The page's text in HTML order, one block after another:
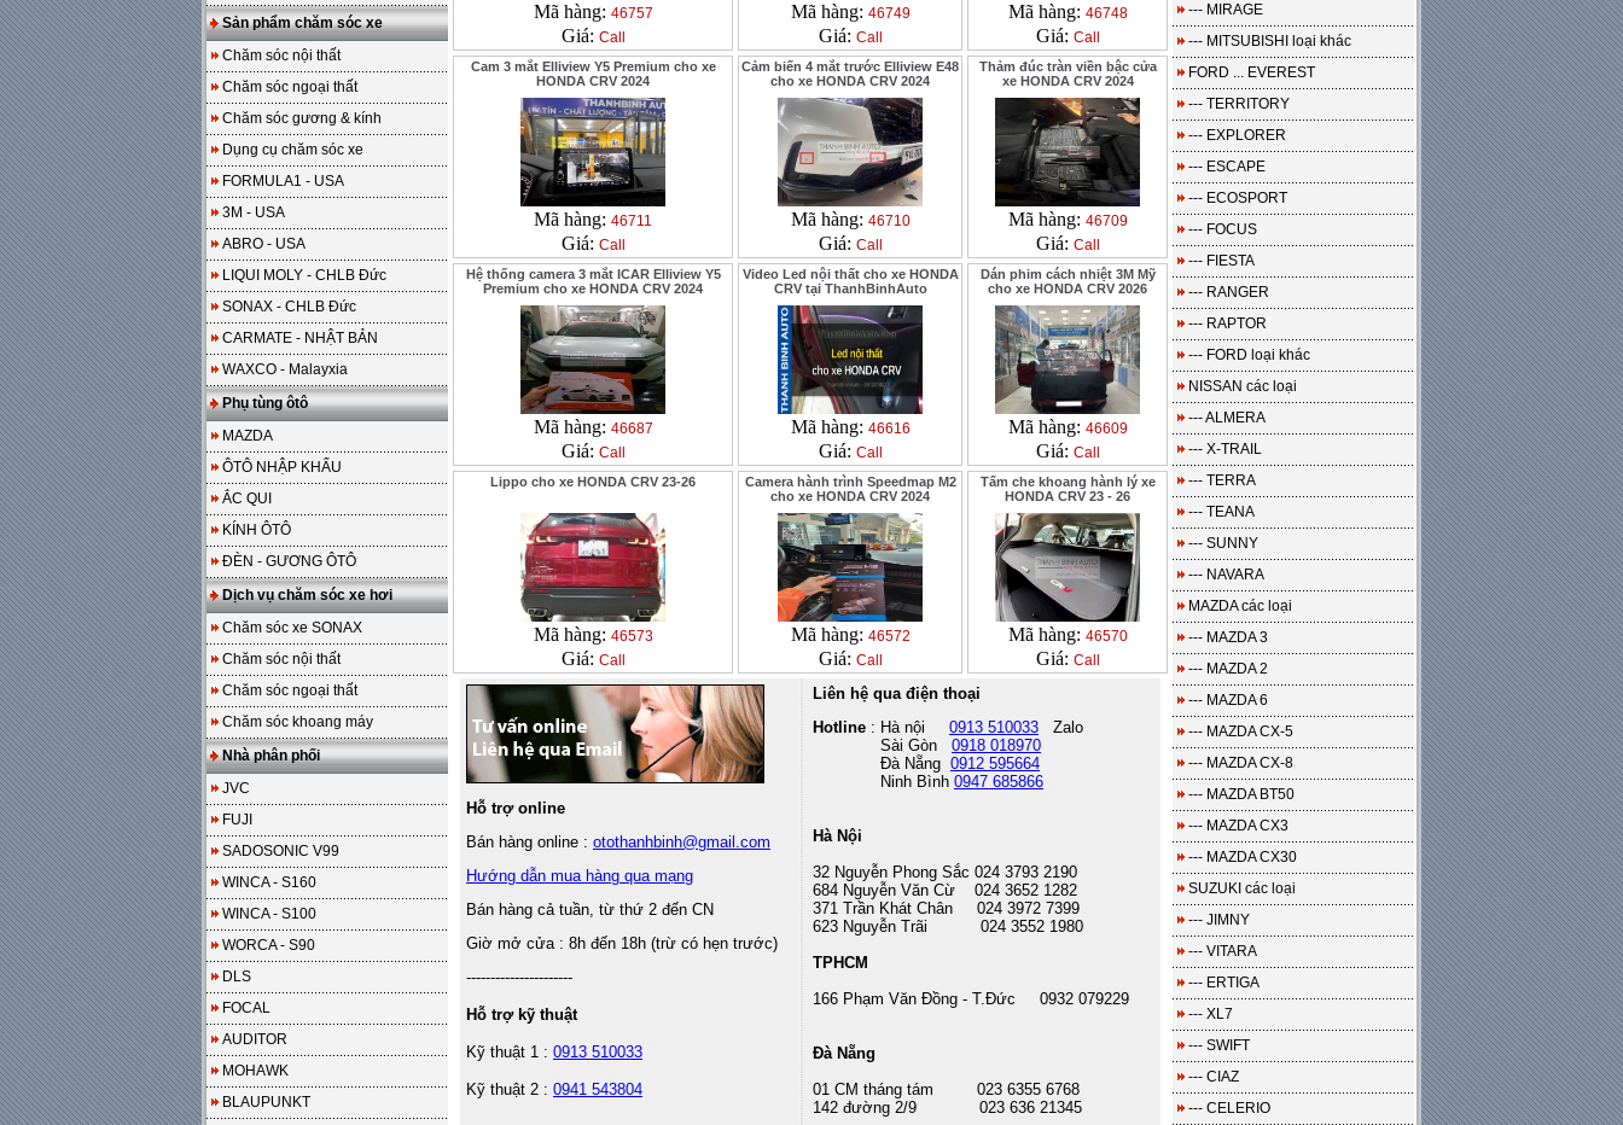
Sản phẩm chăm sóc xe
Chăm sóc nội thất
Chăm sóc ngoại thất
Chăm sóc gương & kính
Dụng cụ chăm sóc xe
FORMULA1 - USA
3M - USA
ABRO - USA
LIQUI MOLY - CHLB Đức
SONAX - CHLB Đức
CARMATE - NHẬT BẢN
WAXCO - Malayxia
Phụ tùng ôtô
MAZDA
ÔTÔ NHẬP KHẨU
ẮC QUI
KÍNH ÔTÔ
ĐÈN - GƯƠNG ÔTÔ
Dịch vụ chăm sóc xe hơi
Chăm sóc xe SONAX
Chăm sóc nội thất
Chăm sóc ngoại thất
Chăm sóc khoang máy
Nhà phân phối
JVC
FUJI
SADOSONIC V99
WINCA - S160
WINCA - S100
WORCA - S90
DLS
FOCAL
AUDITOR
MOHAWK
BLAUPUNKT
Mã hàng: 46757
Giá: Call
Mã hàng: 46749
Giá: Call
Mã hàng: 46748
Giá: Call
Cam 3 mắt Elliview Y5 Premium cho xe
HONDA CRV 2024
Mã hàng: 46711
Giá: Call
Cảm biến 4 mắt trước Elliview E48
cho xe HONDA CRV 2024
Mã hàng: 46710
Giá: Call
Thảm đúc tràn viền bậc cửa
xe HONDA CRV 2024
Mã hàng: 46709
Giá: Call
Hệ thống camera 3 mắt ICAR Elliview Y5
Premium cho xe HONDA CRV 2024
Mã hàng: 46687
Giá: Call
Video Led nội thất cho xe HONDA
CRV tại ThanhBinhAuto
Mã hàng: 46616
Giá: Call
Dán phim cách nhiệt 3M Mỹ
cho xe HONDA CRV 2026
Mã hàng: 46609
Giá: Call
Lippo cho xe HONDA CRV 23-26
Mã hàng: 46573
Giá: Call
Camera hành trình Speedmap M2
cho xe HONDA CRV 2024
Mã hàng: 46572
Giá: Call
Tấm che khoang hành lý xe
HONDA CRV 23 - 26
Mã hàng: 46570
Giá: Call
Hỗ trợ online
Bán hàng online : otothanhbinh@gmail.com
Hướng dẫn mua hàng qua mạng
Bán hàng cả tuần, từ thứ 2 đến CN
Giờ mở cửa : 8h đến 18h (trừ có hẹn trước)
----------------------
Hỗ trợ kỹ thuật
Kỹ thuật 1 : 0913 510033
Kỹ thuật 2 : 0941 543804
Liên hệ qua điện thoại
Hotline : Hà nội 0913 510033 Zalo
Sài Gòn 0918 018970
Đà Nẵng 0912 595664
Ninh Bình 0947 685866
Hà Nội
32 Nguyễn Phong Sắc 024 3793 2190
684 Nguyễn Văn Cừ 024 3652 1282
371 Trần Khát Chân 024 3972 7399
623 Nguyễn Trãi 024 3552 1980
TPHCM
166 Phạm Văn Đồng - T.Đức 0932 079229
Đà Nẵng
01 CM tháng tám 023 6355 6768
142 đường 2/9 023 636 21345
--- MIRAGE
--- MITSUBISHI loại khác
FORD ... EVEREST
--- TERRITORY
--- EXPLORER
--- ESCAPE
--- ECOSPORT
--- FOCUS
--- FIESTA
--- RANGER
--- RAPTOR
--- FORD loại khác
NISSAN các loại
--- ALMERA
--- X-TRAIL
--- TERRA
--- TEANA
--- SUNNY
--- NAVARA
MAZDA các loại
--- MAZDA 3
--- MAZDA 2
--- MAZDA 6
--- MAZDA CX-5
--- MAZDA CX-8
--- MAZDA BT50
--- MAZDA CX3
--- MAZDA CX30
SUZUKI các loại
--- JIMNY
--- VITARA
--- ERTIGA
--- XL7
--- SWIFT
--- CIAZ
--- CELERIO